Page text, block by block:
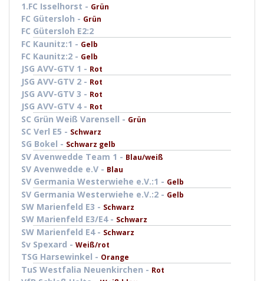
1.FC Isselhorst - Grün
FC Gütersloh - Grün
FC Gütersloh E2:2
FC Kaunitz:1 - Gelb
FC Kaunitz:2 - Gelb
JSG AVV-GTV 1 - Rot
JSG AVV-GTV 2 - Rot
JSG AVV-GTV 3 - Rot
JSG AVV-GTV 4 - Rot
SC Grün Weiß Varensell - Grün
SC Verl E5 - Schwarz
SG Bokel - Schwarz gelb
SV Avenwedde Team 1 - Blau/weiß
SV Avenwedde e.V - Blau
SV Germania Westerwiehe e.V.:1 - Gelb
SV Germania Westerwiehe e.V.:2 - Gelb
SW Marienfeld E3 - Schwarz
SW Marienfeld E3/E4 - Schwarz
SW Marienfeld E4 - Schwarz
Sv Spexard - Weiß/rot
TSG Harsewinkel - Orange
TuS Westfalia Neuenkirchen - Rot